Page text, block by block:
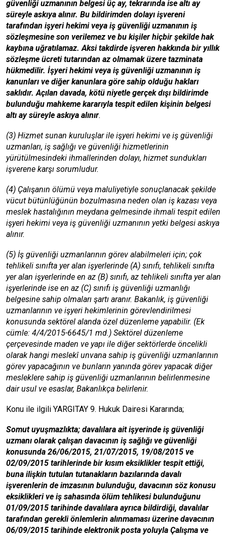
güvenliği uzmanının belgesi üç ay, tekrarında ise altı ay
süreyle askıya alınır. Bu bildirimden dolayı işvereni
tarafından işyeri hekimi veya iş güvenliği uzmanının iş
sözleşmesine son verilemez ve bu kişiler hiçbir şekilde hak
kaybına uğratılamaz. Aksi takdirde işveren hakkında bir yıllık
sözleşme ücreti tutarından az olmamak üzere tazminata
hükmedilir. İşyeri hekimi veya iş güvenliği uzmanının iş
kanunları ve diğer kanunlara göre sahip olduğu hakları
saklıdır. Açılan davada, kötü niyetle gerçek dışı bildirimde
bulunduğu mahkeme kararıyla tespit edilen kişinin belgesi
altı ay süreyle askıya alınır.
(3) Hizmet sunan kuruluşlar ile işyeri hekimi ve iş güvenliği
uzmanları, iş sağlığı ve güvenliği hizmetlerinin
yürütülmesindeki ihmallerinden dolayı, hizmet sundukları
işverene karşı sorumludur.
(4) Çalışanın ölümü veya maluliyetiyle sonuçlanacak şekilde
vücut bütünlüğünün bozulmasına neden olan iş kazası veya
meslek hastalığının meydana gelmesinde ihmali tespit edilen
işyeri hekimi veya iş güvenliği uzmanının yetki belgesi askıya
alınır.
(5) İş güvenliği uzmanlarının görev alabilmeleri için; çok
tehlikeli sınıfta yer alan işyerlerinde (A) sınıfı, tehlikeli sınıfta
yer alan işyerlerinde en az (B) sınıfı, az tehlikeli sınıfta yer alan
işyerlerinde ise en az (C) sınıfı iş güvenliği uzmanlığı
belgesine sahip olmaları şartı aranır. Bakanlık, iş güvenliği
uzmanlarının ve işyeri hekimlerinin görevlendirilmesi
konusunda sektörel alanda özel düzenleme yapabilir. (Ek
cümle: 4/4/2015-6645/1 md.) Sektörel düzenleme
çerçevesinde maden ve yapı ile diğer sektörlerde öncelikli
olarak hangi meslekî unvana sahip iş güvenliği uzmanlarının
görev yapacağının ve bunların yanında görev yapacak diğer
mesleklere sahip iş güvenliği uzmanlarının belirlenmesine
dair usul ve esaslar, Bakanlıkça belirlenir.
Konu ile ilgili YARGITAY 9. Hukuk Dairesi Kararında;
Somut uyuşmazlıkta; davalılara ait işyerinde iş güvenliği
uzmanı olarak çalışan davacının iş sağlığı ve güvenliği
konusunda 26/06/2015, 21/07/2015, 19/08/2015 ve
02/09/2015 tarihlerinde bir kısım eksiklikler tespit ettiği,
buna ilişkin tutulan tutanakların bazılarında davalı
işverenlerin de imzasının bulunduğu, davacının söz konusu
eksiklikleri ve iş sahasında ölüm tehlikesi bulunduğunu
01/09/2015 tarihinde davalılara ayrıca bildirdiği, davalılar
tarafından gerekli önlemlerin alınmaması üzerine davacının
06/09/2015 tarihinde elektronik posta yoluyla Çalışma ve